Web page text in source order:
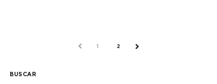
ANTERIOR
1 2 SIGUIENTE
BUSCAR